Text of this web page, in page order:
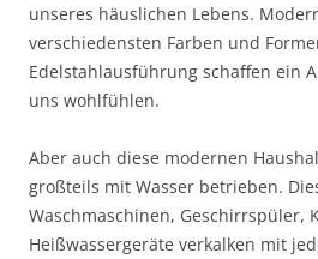
unseres häuslichen Lebens.
verschiedensten Farben und
Edelstahlausführung schaffen ein
uns wohlfühlen.
Aber auch diese modernen
großteils mit Wasser betrieben.
Waschmaschinen, Geschirrspüler,
Heißwassergeräte verkalken mit